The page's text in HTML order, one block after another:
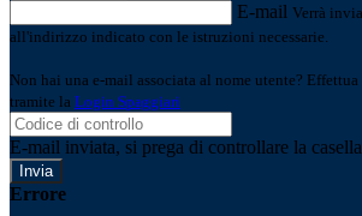
E-mail Verrà
all'indirizzo indicato con le istruzioni necessarie.
Non hai una e-mail associata al nome utente?
tramite la Login Spaggiari
E-mail inviata, si prega di controllare la
Errore